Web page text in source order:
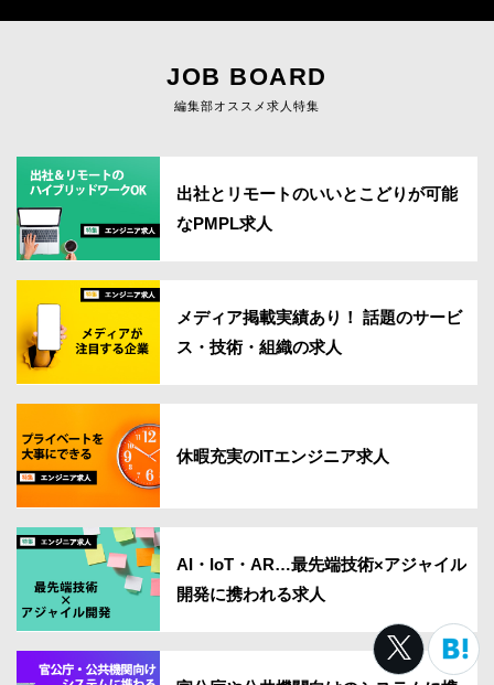
JOB BOARD
編集部オススメ求人特集
出社とリモートのいいとこどりが可能
なPMPL求人
メディア掲載実績あり！ 話題のサービ
ス・技術・組織の求人
休暇充実のITエンジニア求人
AI・IoT・AR…最先端技術×アジャイル
開発に携われる求人